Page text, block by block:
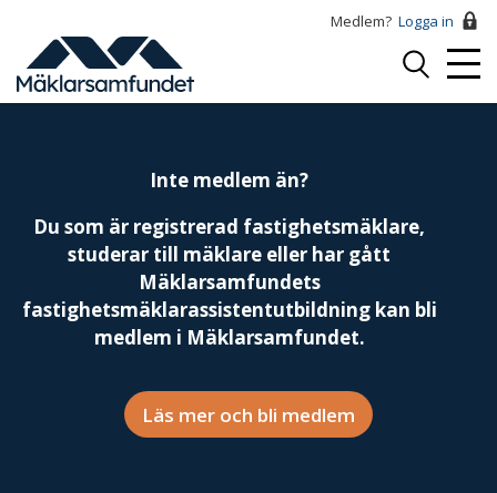
huvudinnehåll
Medlem? Logga in
Logga
Menu
Inte medlem än?
Du som är registrerad fastighetsmäklare,
studerar till mäklare eller har gått
Mäklarsamfundets
fastighetsmäklarassistentutbildning kan bli
medlem i Mäklarsamfundet.
Läs mer och bli medlem